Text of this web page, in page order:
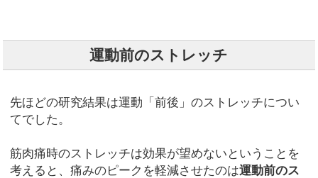
運動前のストレッチ
先ほどの研究結果は運動「前後」のストレッチについ
てでした。
筋肉痛時のストレッチは効果が望めないということを
考えると、痛みのピークを軽減させたのは運動前のス